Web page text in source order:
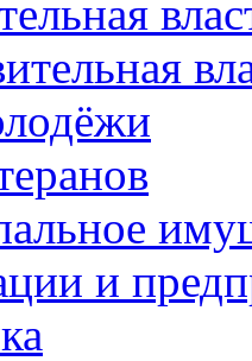
и